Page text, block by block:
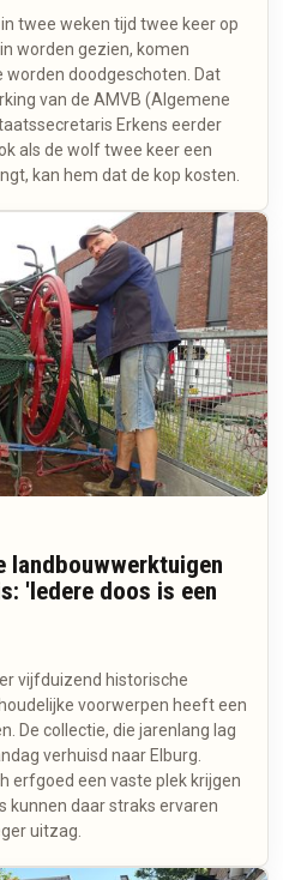
twee weken tijd twee keer op
worden gezien, komen
doodgeschoten. Dat
van de AMVB (Algemene
Erkens eerder
als de wolf twee keer een
kan hem dat de kop kosten.
landbouwwerktuigen
'Iedere doos is een
vijfduizend historische
voorwerpen heeft een
De collectie, die jarenlang lag
verhuisd naar Elburg.
erfgoed een vaste plek krijgen
kunnen daar straks ervaren
uitzag.